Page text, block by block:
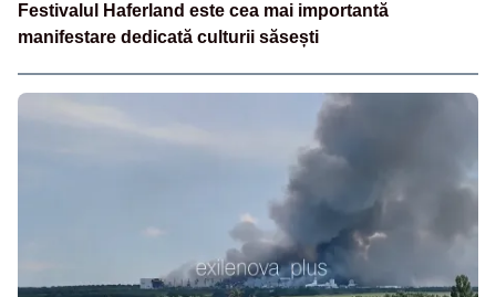
Festivalul Haferland este cea mai importantă
manifestare dedicată culturii săsești